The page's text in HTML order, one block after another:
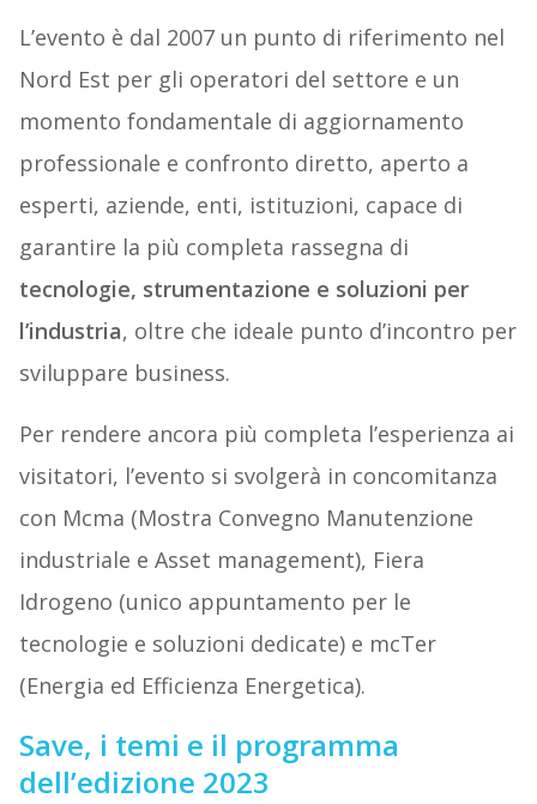
L’evento è dal 2007 un punto di riferimento nel
Nord Est per gli operatori del settore e un
momento fondamentale di aggiornamento
professionale e confronto diretto, aperto a
esperti, aziende, enti, istituzioni, capace di
garantire la più completa rassegna di
tecnologie, strumentazione e soluzioni per
l’industria, oltre che ideale punto d’incontro per
sviluppare business.
Per rendere ancora più completa l’esperienza ai
visitatori, l’evento si svolgerà in concomitanza
con Mcma (Mostra Convegno Manutenzione
industriale e Asset management), Fiera
Idrogeno (unico appuntamento per le
tecnologie e soluzioni dedicate) e mcTer
(Energia ed Efficienza Energetica).
Save, i temi e il programma
dell’edizione 2023